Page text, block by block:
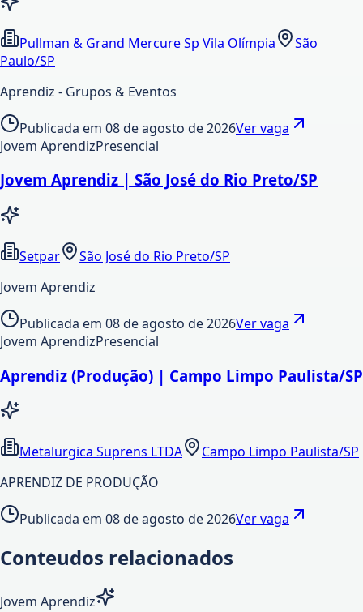
Pullman & Grand Mercure Sp Vila Olímpia
São
Paulo/SP
Aprendiz - Grupos & Eventos
Publicada em 08 de agosto de 2026Ver vaga
Jovem AprendizPresencial
Jovem Aprendiz | São José do Rio Preto/SP
Setpar
São José do Rio Preto/SP
Jovem Aprendiz
Publicada em 08 de agosto de 2026Ver vaga
Jovem AprendizPresencial
Aprendiz (Produção) | Campo Limpo Paulista/SP
Metalurgica Suprens LTDA
Campo Limpo Paulista/SP
APRENDIZ DE PRODUÇÃO
Publicada em 08 de agosto de 2026Ver vaga
Conteudos relacionados
Jovem Aprendiz